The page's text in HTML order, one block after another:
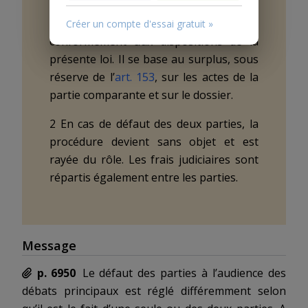
tribunal statue sur la base des actes qui
ont, le cas échéant, été accomplis
conformément aux dispositions de la
présente loi. Il se base au surplus, sous
réserve de l’art. 153, sur les actes de la
partie comparante et sur le dossier.
2 En cas de défaut des deux parties, la
procédure devient sans objet et est
rayée du rôle. Les frais judiciaires sont
répartis également entre les parties.
Message
p. 6950 Le défaut des parties à l’audience des
débats principaux est réglé différemment selon
Créer un compte d'essai gratuit »